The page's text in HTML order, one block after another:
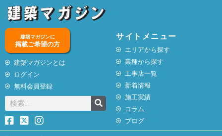
建築マガジンに
掲載ご希望の方
建築マガジンとは
ログイン
無料会員登録
サイトメニュー
エリアから探す
業種から探す
工事店一覧
新着情報
施工実績
コラム
ブログ